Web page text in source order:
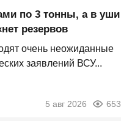
по 3 тонны, а в уши
резервов
очень неожиданные
заявлений ВСУ...
5 авг 2026 653